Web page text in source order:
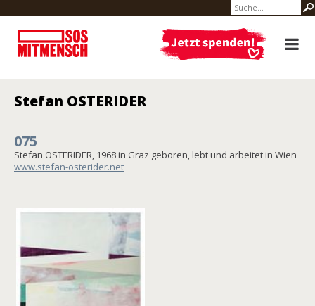
Stefan OSTERIDER
075
Stefan OSTERIDER, 1968 in Graz geboren, lebt und arbeitet in Wien
www.stefan-osterider.net